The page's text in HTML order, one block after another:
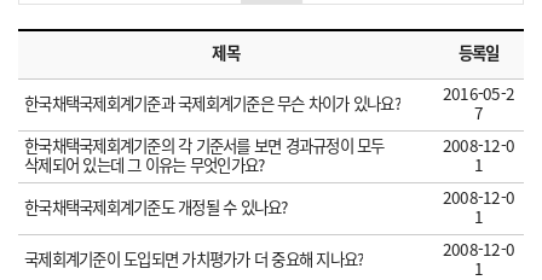
제목 등록일
한국채택국제회계기준과 국제회계기준은 무슨 차이가 있나요?
2016-05-2
7
한국채택국제회계기준의 각 기준서를 보면 경과규정이 모두
삭제되어 있는데 그 이유는 무엇인가요?
2008-12-0
1
한국채택국제회계기준도 개정될 수 있나요?
2008-12-0
1
국제회계기준이 도입되면 가치평가가 더 중요해 지나요?
2008-12-0
1